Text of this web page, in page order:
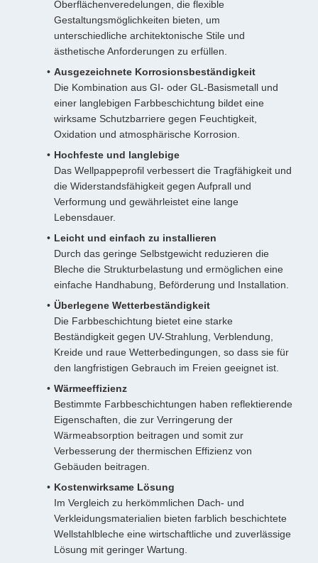
Oberflächenveredelungen, die flexible
Gestaltungsmöglichkeiten bieten, um
unterschiedliche architektonische Stile und
ästhetische Anforderungen zu erfüllen.
Ausgezeichnete Korrosionsbeständigkeit
Die Kombination aus GI- oder GL-Basismetall und
einer langlebigen Farbbeschichtung bildet eine
wirksame Schutzbarriere gegen Feuchtigkeit,
Oxidation und atmosphärische Korrosion.
Hochfeste und langlebige
Das Wellpappeprofil verbessert die Tragfähigkeit und
die Widerstandsfähigkeit gegen Aufprall und
Verformung und gewährleistet eine lange
Lebensdauer.
Leicht und einfach zu installieren
Durch das geringe Selbstgewicht reduzieren die
Bleche die Strukturbelastung und ermöglichen eine
einfache Handhabung, Beförderung und Installation.
Überlegene Wetterbeständigkeit
Die Farbbeschichtung bietet eine starke
Beständigkeit gegen UV-Strahlung, Verblendung,
Kreide und raue Wetterbedingungen, so dass sie für
den langfristigen Gebrauch im Freien geeignet ist.
Wärmeeffizienz
Bestimmte Farbbeschichtungen haben reflektierende
Eigenschaften, die zur Verringerung der
Wärmeabsorption beitragen und somit zur
Verbesserung der thermischen Effizienz von
Gebäuden beitragen.
Kostenwirksame Lösung
Im Vergleich zu herkömmlichen Dach- und
Verkleidungsmaterialien bieten farblich beschichtete
Wellstahlbleche eine wirtschaftliche und zuverlässige
Lösung mit geringer Wartung.